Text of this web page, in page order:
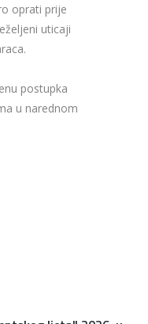
oprati prije
uticaji
postupka
u narednom